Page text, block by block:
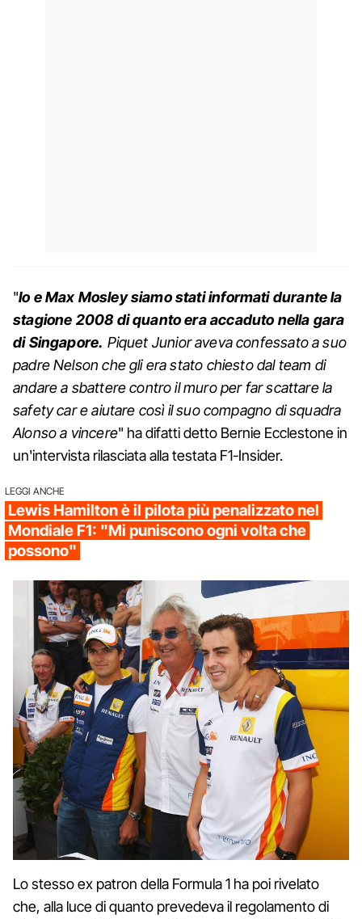
"Io e Max Mosley siamo stati informati durante la
stagione 2008 di quanto era accaduto nella gara
di Singapore. Piquet Junior aveva confessato a suo
padre Nelson che gli era stato chiesto dal team di
andare a sbattere contro il muro per far scattare la
safety car e aiutare così il suo compagno di squadra
Alonso a vincere" ha difatti detto Bernie Ecclestone in
un'intervista rilasciata alla testata F1-Insider.
LEGGI ANCHE
Lewis Hamilton è il pilota più penalizzato nel
Mondiale F1: "Mi puniscono ogni volta che
possono"
Lo stesso ex patron della Formula 1 ha poi rivelato
che, alla luce di quanto prevedeva il regolamento di